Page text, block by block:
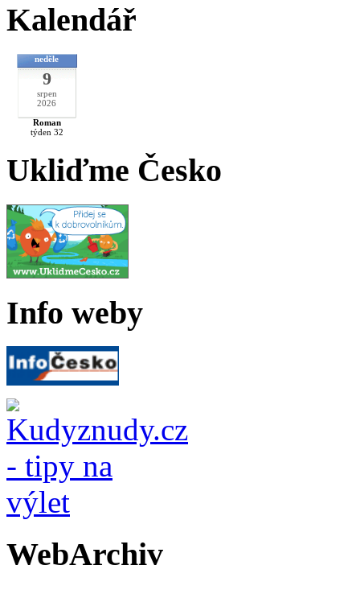
Kalendář
neděle
9
srpen
2026
Roman
týden 32
Ukliďme Česko
Info weby
WebArchiv